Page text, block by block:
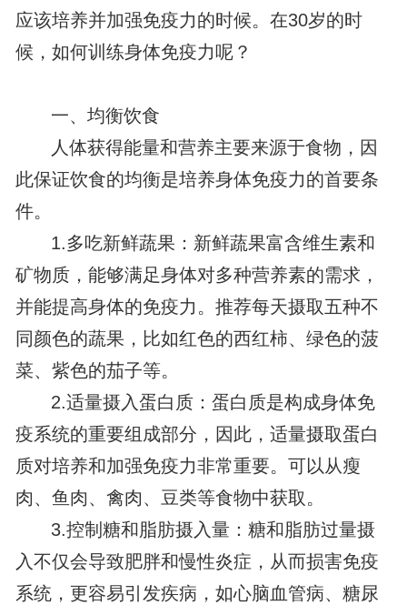
应该培养并加强免疫力的时候。在30岁的时
候，如何训练身体免疫力呢？
一、均衡饮食
人体获得能量和营养主要来源于食物，因
此保证饮食的均衡是培养身体免疫力的首要条
件。
1.多吃新鲜蔬果：新鲜蔬果富含维生素和
矿物质，能够满足身体对多种营养素的需求，
并能提高身体的免疫力。推荐每天摄取五种不
同颜色的蔬果，比如红色的西红柿、绿色的菠
菜、紫色的茄子等。
2.适量摄入蛋白质：蛋白质是构成身体免
疫系统的重要组成部分，因此，适量摄取蛋白
质对培养和加强免疫力非常重要。可以从瘦
肉、鱼肉、禽肉、豆类等食物中获取。
3.控制糖和脂肪摄入量：糖和脂肪过量摄
入不仅会导致肥胖和慢性炎症，从而损害免疫
系统，更容易引发疾病，如心脑血管病、糖尿